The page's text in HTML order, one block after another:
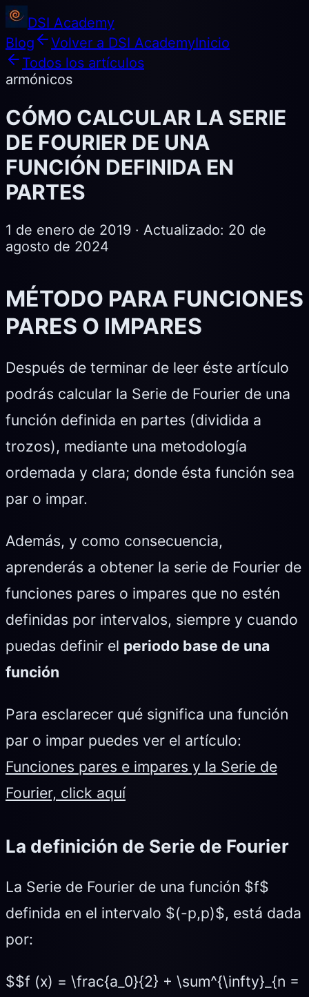
DSI Academy
Blog
Volver a DSI AcademyInicio
Todos los artículos
armónicos
CÓMO CALCULAR LA SERIE
DE FOURIER DE UNA
FUNCIÓN DEFINIDA EN
PARTES
1 de enero de 2019 · Actualizado: 20 de
agosto de 2024
MÉTODO PARA FUNCIONES
PARES O IMPARES
Después de terminar de leer éste artículo
podrás calcular la Serie de Fourier de una
función definida en partes (dividida a
trozos), mediante una metodología
ordemada y clara; donde ésta función sea
par o impar.
Además, y como consecuencia,
aprenderás a obtener la serie de Fourier de
funciones pares o impares que no estén
definidas por intervalos, siempre y cuando
puedas definir el periodo base de una
función
Para esclarecer qué significa una función
par o impar puedes ver el artículo:
Funciones pares e impares y la Serie de
Fourier, click aquí
La definición de Serie de Fourier
La Serie de Fourier de una función $f$
definida en el intervalo $(-p,p)$, está dada
por:
$$f (x) = \frac{a_0}{2} + \sum^{\infty}_{n =